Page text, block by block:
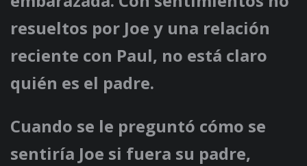
resueltos por Joe y una relación
reciente con Paul, no está claro
quién es el padre.
Cuando se le preguntó cómo se
sentiría Joe si fuera su padre,